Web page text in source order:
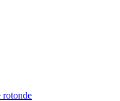
rotonde